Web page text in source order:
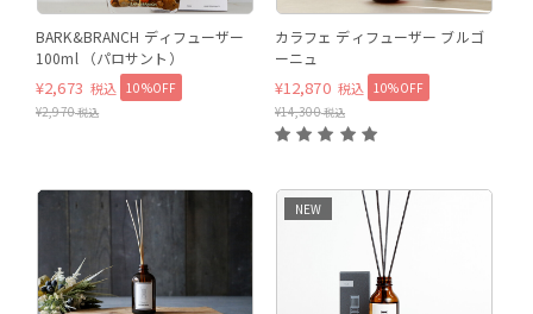
BARK&BRANCH ディフューザー
100ml （パロサント）
¥2,673 税込 10%OFF
¥2,970税込
カラフェ ディフューザー ブルゴ
ーニュ
¥12,870 税込 10%OFF
¥14,300税込
NEW